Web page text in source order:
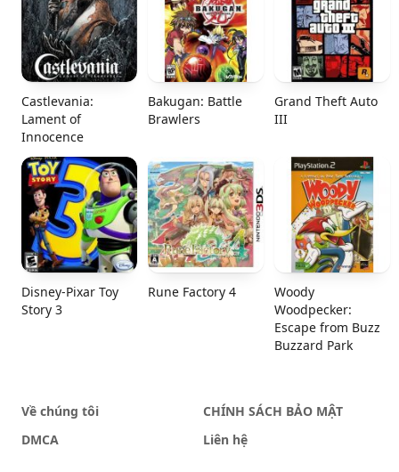
Castlevania:
Lament of
Innocence
Bakugan: Battle
Brawlers
Grand Theft Auto
III
Disney-Pixar Toy
Story 3
Rune Factory 4
Woody
Woodpecker:
Escape from Buzz
Buzzard Park
Về chúng tôi
CHÍNH SÁCH BẢO MẬT
DMCA
Liên hệ